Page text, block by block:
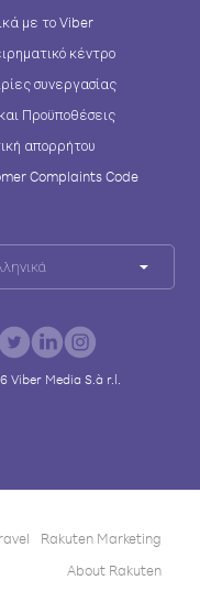
με το Viber
κέντρο
συνεργασίας
Προϋποθέσεις
απορρήτου
Complaints Code
Viber Media S.à r.l.
Rakuten Marketing
About Rakuten